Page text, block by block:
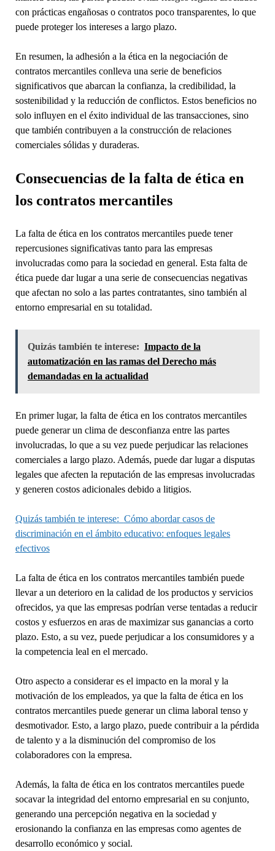
con prácticas engañosas o contratos poco transparentes, lo que
puede proteger los intereses a largo plazo.
En resumen, la adhesión a la ética en la negociación de
contratos mercantiles conlleva una serie de beneficios
significativos que abarcan la confianza, la credibilidad, la
sostenibilidad y la reducción de conflictos. Estos beneficios no
solo influyen en el éxito individual de las transacciones, sino
que también contribuyen a la construcción de relaciones
comerciales sólidas y duraderas.
Consecuencias de la falta de ética en
los contratos mercantiles
La falta de ética en los contratos mercantiles puede tener
repercusiones significativas tanto para las empresas
involucradas como para la sociedad en general. Esta falta de
ética puede dar lugar a una serie de consecuencias negativas
que afectan no solo a las partes contratantes, sino también al
entorno empresarial en su totalidad.
Quizás también te interese: Impacto de la
automatización en las ramas del Derecho más
demandadas en la actualidad
En primer lugar, la falta de ética en los contratos mercantiles
puede generar un clima de desconfianza entre las partes
involucradas, lo que a su vez puede perjudicar las relaciones
comerciales a largo plazo. Además, puede dar lugar a disputas
legales que afecten la reputación de las empresas involucradas
y generen costos adicionales debido a litigios.
Quizás también te interese: Cómo abordar casos de
discriminación en el ámbito educativo: enfoques legales
efectivos
La falta de ética en los contratos mercantiles también puede
llevar a un deterioro en la calidad de los productos y servicios
ofrecidos, ya que las empresas podrían verse tentadas a reducir
costos y esfuerzos en aras de maximizar sus ganancias a corto
plazo. Esto, a su vez, puede perjudicar a los consumidores y a
la competencia leal en el mercado.
Otro aspecto a considerar es el impacto en la moral y la
motivación de los empleados, ya que la falta de ética en los
contratos mercantiles puede generar un clima laboral tenso y
desmotivador. Esto, a largo plazo, puede contribuir a la pérdida
de talento y a la disminución del compromiso de los
colaboradores con la empresa.
Además, la falta de ética en los contratos mercantiles puede
socavar la integridad del entorno empresarial en su conjunto,
generando una percepción negativa en la sociedad y
erosionando la confianza en las empresas como agentes de
desarrollo económico y social.